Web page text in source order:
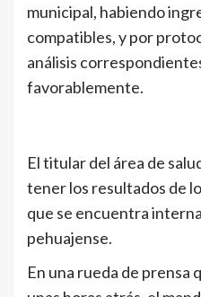
municipal, habiendo
compatibles, y por
análisis
favorablemente.
El titular del área de
tener los resultados de
que se encuentra
pehuajense.
En una rueda de prensa